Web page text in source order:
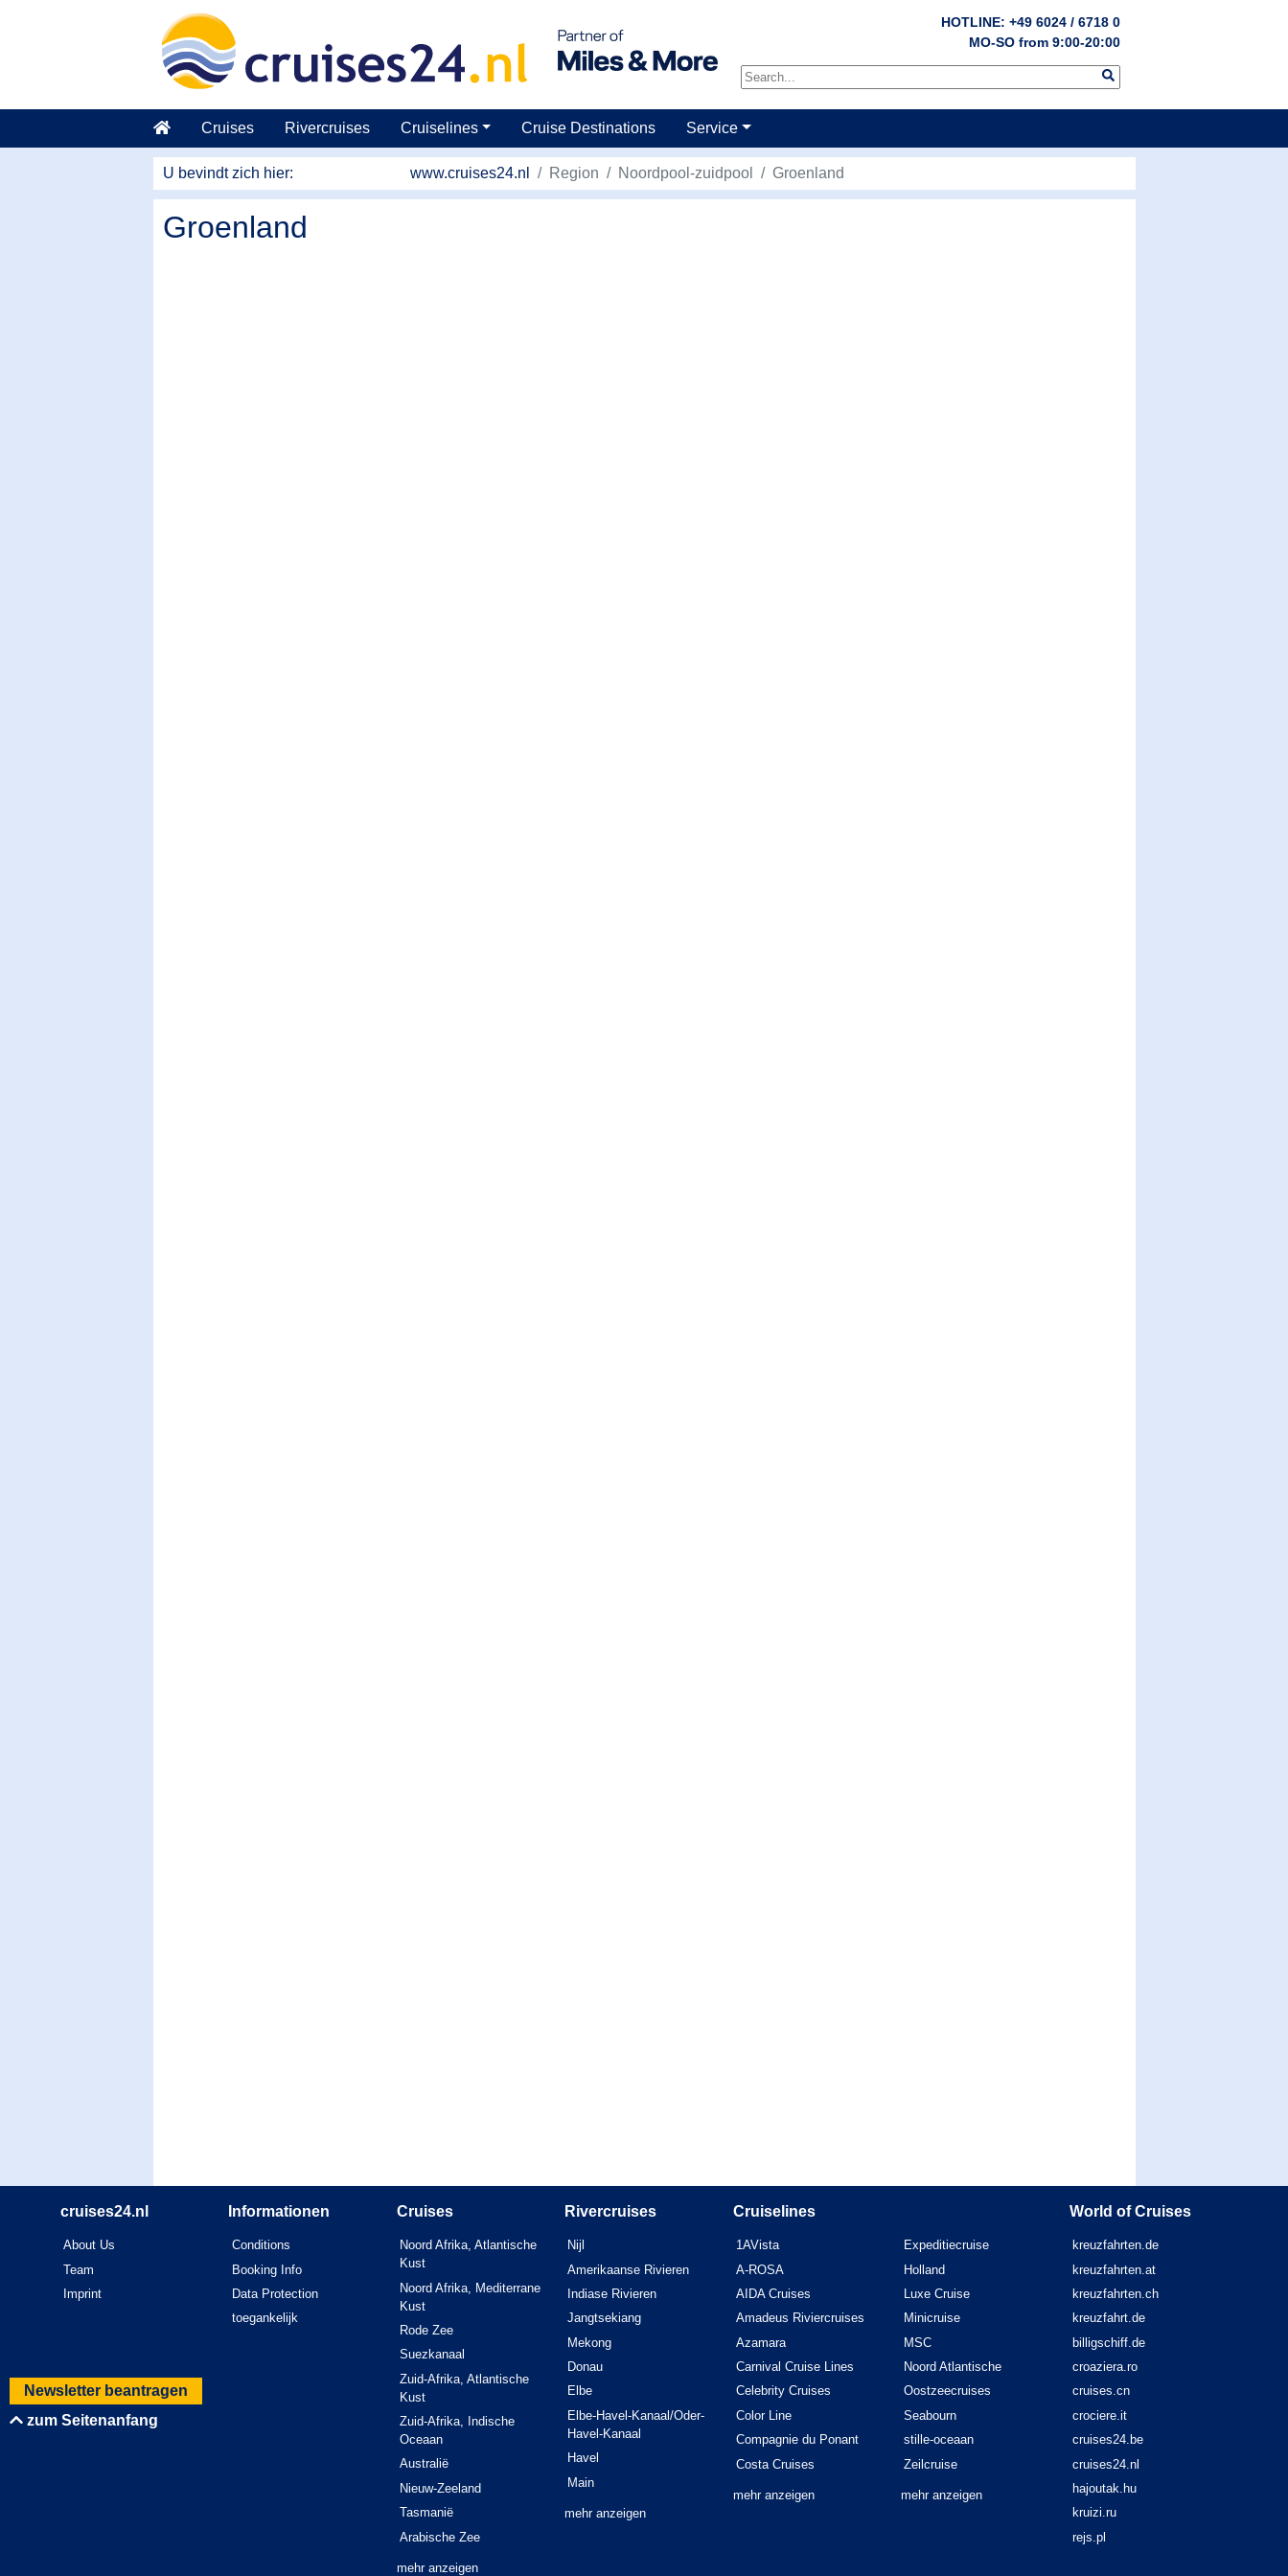
HOTLINE: +49 6024 / 6718 0
MO-SO from 9:00-20:00
Naar hoofdinhoud springen
Cruises Rivercruises Cruiselines Cruise Destinations Service
U bevindt zich hier: www.cruises24.nl Region Noordpool-zuidpool Groenland
Groenland
Newsletter beantragen
zum Seitenanfang
cruises24.nl
About Us
Team
Imprint
Informationen
Conditions
Booking Info
Data Protection
toegankelijk
Cruises
Noord Afrika, Atlantische
Kust
Noord Afrika, Mediterrane
Kust
Rode Zee
Suezkanaal
Zuid-Afrika, Atlantische
Kust
Zuid-Afrika, Indische
Oceaan
Australië
Nieuw-Zeeland
Tasmanië
Arabische Zee
mehr anzeigen
Rivercruises
Nijl
Amerikaanse Rivieren
Indiase Rivieren
Jangtsekiang
Mekong
Donau
Elbe
Elbe-Havel-Kanaal/Oder-
Havel-Kanaal
Havel
Main
mehr anzeigen
Cruiselines
1AVista
A-ROSA
AIDA Cruises
Amadeus Riviercruises
Azamara
Carnival Cruise Lines
Celebrity Cruises
Color Line
Compagnie du Ponant
Costa Cruises
mehr anzeigen
Expeditiecruise
Holland
Luxe Cruise
Minicruise
MSC
Noord Atlantische
Oostzeecruises
Seabourn
stille-oceaan
Zeilcruise
mehr anzeigen
World of Cruises
kreuzfahrten.de
kreuzfahrten.at
kreuzfahrten.ch
kreuzfahrt.de
billigschiff.de
croaziera.ro
cruises.cn
crociere.it
cruises24.be
cruises24.nl
hajoutak.hu
kruizi.ru
rejs.pl